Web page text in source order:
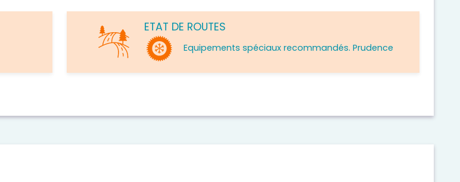
ETAT DE ROUTES
Equipements spéciaux recommandés. Prudence